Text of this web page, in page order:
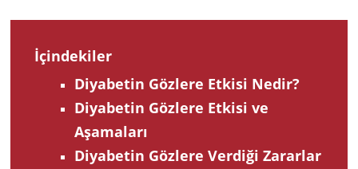
İçindekiler
Diyabetin Gözlere Etkisi Nedir?
Diyabetin Gözlere Etkisi ve
Aşamaları
Diyabetin Gözlere Verdiği Zararlar